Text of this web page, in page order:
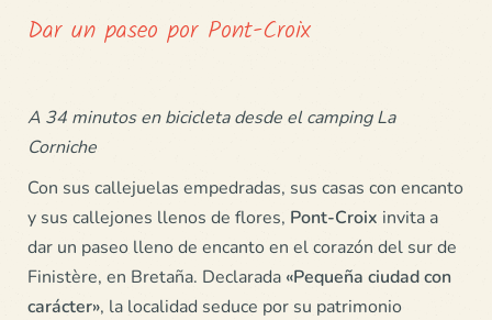
Dar un paseo por Pont-Croix
A 34 minutos en bicicleta desde el camping La
Corniche
Con sus callejuelas empedradas, sus casas con encanto
y sus callejones llenos de flores, Pont-Croix invita a
dar un paseo lleno de encanto en el corazón del sur de
Finistère, en Bretaña. Declarada «Pequeña ciudad con
carácter», la localidad seduce por su patrimonio